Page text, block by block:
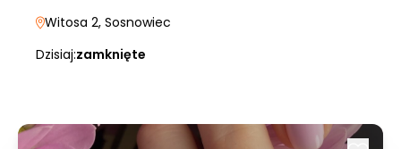
Witosa 2, Sosnowiec
Dzisiaj:zamknięte